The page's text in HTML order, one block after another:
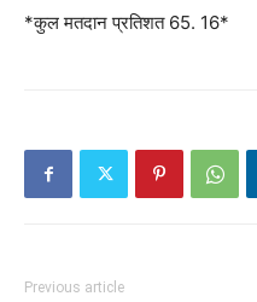
*कुल मतदान प्रतिशत 65. 16*
Previous article